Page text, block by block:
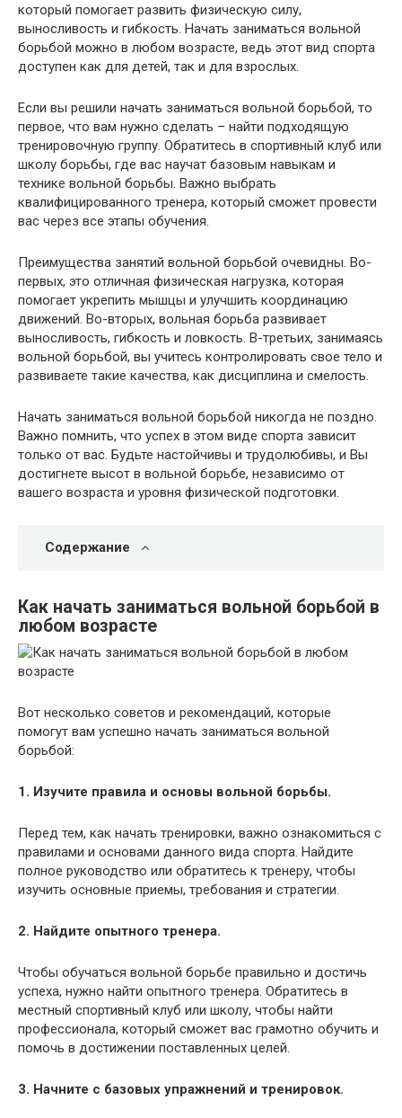
который помогает развить физическую силу,
выносливость и гибкость. Начать заниматься вольной
борьбой можно в любом возрасте, ведь этот вид спорта
доступен как для детей, так и для взрослых.
Если вы решили начать заниматься вольной борьбой, то
первое, что вам нужно сделать – найти подходящую
тренировочную группу. Обратитесь в спортивный клуб или
школу борьбы, где вас научат базовым навыкам и
технике вольной борьбы. Важно выбрать
квалифицированного тренера, который сможет провести
вас через все этапы обучения.
Преимущества занятий вольной борьбой очевидны. Во-
первых, это отличная физическая нагрузка, которая
помогает укрепить мышцы и улучшить координацию
движений. Во-вторых, вольная борьба развивает
выносливость, гибкость и ловкость. В-третьих, занимаясь
вольной борьбой, вы учитесь контролировать свое тело и
развиваете такие качества, как дисциплина и смелость.
Начать заниматься вольной борьбой никогда не поздно.
Важно помнить, что успех в этом виде спорта зависит
только от вас. Будьте настойчивы и трудолюбивы, и Вы
достигнете высот в вольной борьбе, независимо от
вашего возраста и уровня физической подготовки.
Содержание
Как начать заниматься вольной борьбой в
любом возрасте
Вот несколько советов и рекомендаций, которые
помогут вам успешно начать заниматься вольной
борьбой:
1. Изучите правила и основы вольной борьбы.
Перед тем, как начать тренировки, важно ознакомиться с
правилами и основами данного вида спорта. Найдите
полное руководство или обратитесь к тренеру, чтобы
изучить основные приемы, требования и стратегии.
2. Найдите опытного тренера.
Чтобы обучаться вольной борьбе правильно и достичь
успеха, нужно найти опытного тренера. Обратитесь в
местный спортивный клуб или школу, чтобы найти
профессионала, который сможет вас грамотно обучить и
помочь в достижении поставленных целей.
3. Начните с базовых упражнений и тренировок.